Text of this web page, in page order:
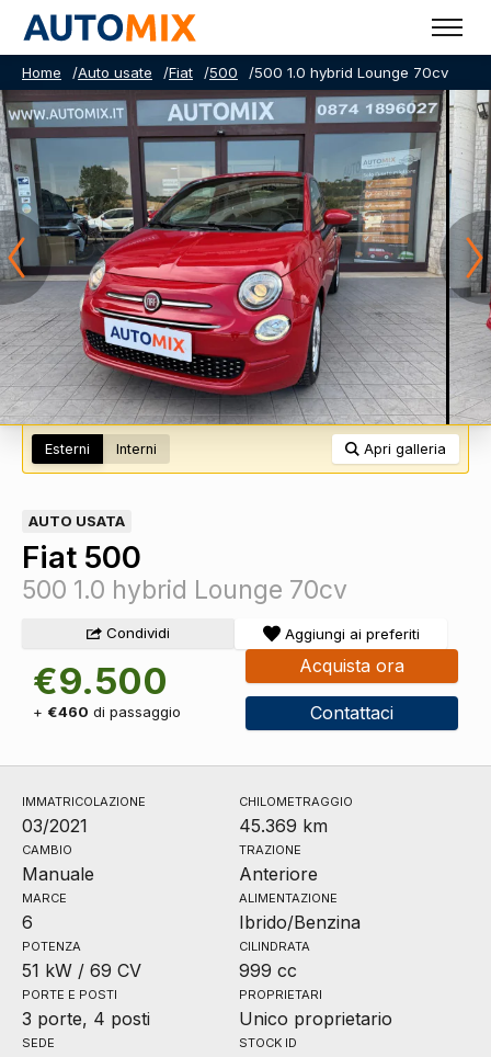
Home /Auto usate /Fiat /500 /500 1.0 hybrid Lounge 70cv
Esterni Interni Apri galleria
AUTO USATA
Fiat 500
500 1.0 hybrid Lounge 70cv
Condividi Aggiungi ai preferiti
€9.500
+ €460 di passaggio
Acquista ora
Contattaci
IMMATRICOLAZIONE
03/2021
CHILOMETRAGGIO
45.369 km
CAMBIO
Manuale
TRAZIONE
Anteriore
MARCE
6
ALIMENTAZIONE
Ibrido/Benzina
POTENZA
51 kW / 69 CV
CILINDRATA
999 cc
PORTE E POSTI
3 porte, 4 posti
PROPRIETARI
Unico proprietario
SEDE STOCK ID